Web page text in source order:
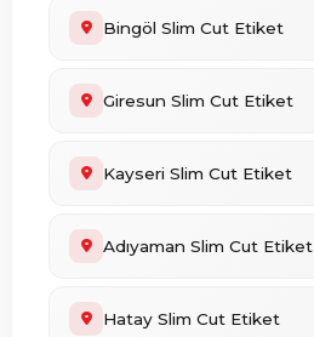
Bingöl Slim Cut Etiket
Giresun Slim Cut Etiket
Kayseri Slim Cut Etiket
Adıyaman Slim Cut Etiket
Hatay Slim Cut Etiket